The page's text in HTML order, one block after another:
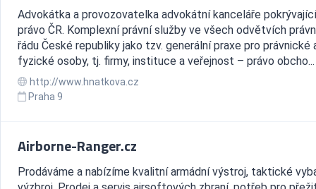
Advokátka a provozovatelka advokátní kanceláře
právo ČR. Komplexní právní služby ve všech odvětvích
řádu České republiky jako tzv. generální praxe pro právnické
fyzické osoby, tj. firmy, instituce a veřejnost – právo obcho...
http://www.hnatkova.cz
Praha 9
Airborne-Ranger.cz
Prodáváme a nabízíme kvalitní armádní výstroj, taktické